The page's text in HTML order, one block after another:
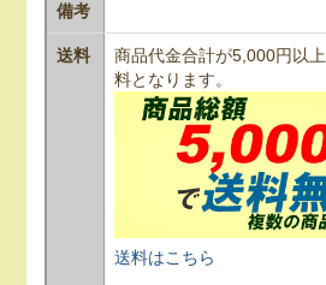
備考
送料
商品代金合計が5,000円以
料となります。
送料はこちら